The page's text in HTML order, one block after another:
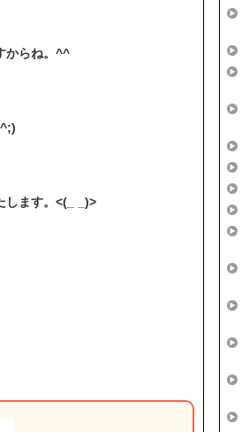
からね。^^
します。<(_ _)>